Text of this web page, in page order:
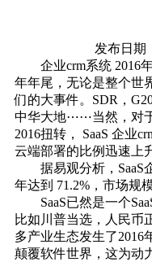
发布日期
企业crm系统 2016年
年年尾，无论是整个世
们的大事件。SDR，
中华大地⋯⋯当然，对
2016扭转， SaaS 企业
云端部署的比例迅速上
据易观分析，SaaS
年达到 71.2%，市场规
SaaS已然是一个
比如川普当选，人民币
多产业生态发生了2016
颠覆软件世界，这为动